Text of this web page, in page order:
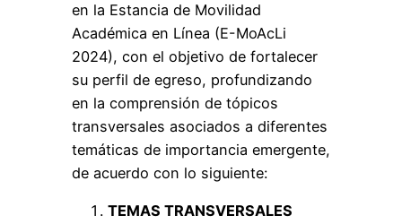
en la Estancia de Movilidad
Académica en Línea (E-MoAcLi
2024), con el objetivo de fortalecer
su perfil de egreso, profundizando
en la comprensión de tópicos
transversales asociados a diferentes
temáticas de importancia emergente,
de acuerdo con lo siguiente:
TEMAS TRANSVERSALES